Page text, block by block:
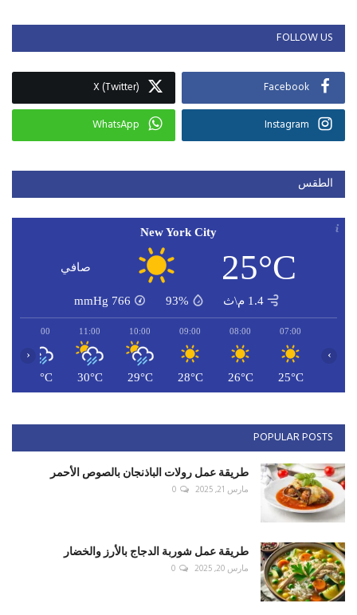
FOLLOW US
Facebook
X (Twitter)
Instagram
WhatsApp
الطقس
New York City
25°C صافي
1.4 م\ث 93%
766
mmHg
07:00
25°C
08:00
26°C
09:00
28°C
10:00
29°C
11:00
30°C
12:00
31°C
‹ ›
POPULAR POSTS
طريقة عمل رولات الباذنجان بالصوص الأحمر
مارس 21, 2025 0
طريقة عمل شوربة الدجاج بالأرز والخضار
مارس 20, 2025 0